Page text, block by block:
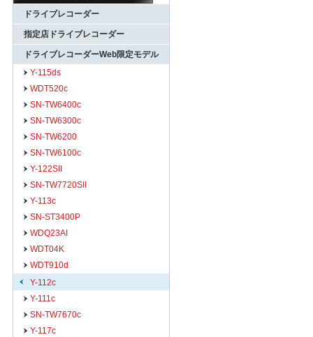
ドライブレコーダー
指定店ドライブレコーダー
ドライブレコーダーWeb限定モデル
Y-115ds
WDT520c
SN-TW6400c
SN-TW6300c
SN-TW6200
SN-TW6100c
Y-122SII
SN-TW7720SII
Y-113c
SN-ST3400P
WDQ23AI
WDT04K
WDT910d
Y-112c
Y-111c
SN-TW7670c
Y-117c